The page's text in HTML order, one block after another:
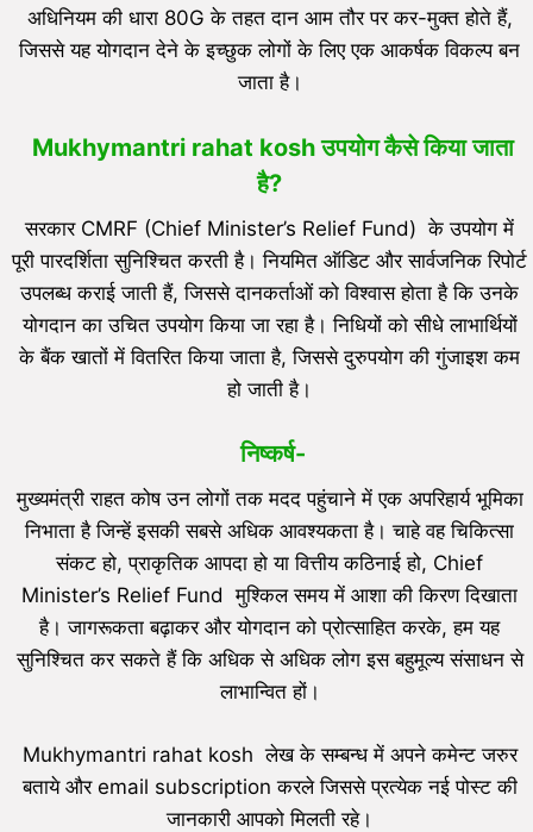
अधिनियम की धारा 80G के तहत दान आम तौर पर कर-मुक्त होते हैं,
जिससे यह योगदान देने के इच्छुक लोगों के लिए एक आकर्षक विकल्प बन
जाता है।
Mukhymantri rahat kosh उपयोग कैसे किया जाता
है?
सरकार CMRF (Chief Minister’s Relief Fund) के उपयोग में
पूरी पारदर्शिता सुनिश्चित करती है। नियमित ऑडिट और सार्वजनिक रिपोर्ट
उपलब्ध कराई जाती हैं, जिससे दानकर्ताओं को विश्वास होता है कि उनके
योगदान का उचित उपयोग किया जा रहा है। निधियों को सीधे लाभार्थियों
के बैंक खातों में वितरित किया जाता है, जिससे दुरुपयोग की गुंजाइश कम
हो जाती है।
निष्कर्ष-
मुख्यमंत्री राहत कोष उन लोगों तक मदद पहुंचाने में एक अपरिहार्य भूमिका
निभाता है जिन्हें इसकी सबसे अधिक आवश्यकता है। चाहे वह चिकित्सा
संकट हो, प्राकृतिक आपदा हो या वित्तीय कठिनाई हो, Chief
Minister’s Relief Fund मुश्किल समय में आशा की किरण दिखाता
है। जागरूकता बढ़ाकर और योगदान को प्रोत्साहित करके, हम यह
सुनिश्चित कर सकते हैं कि अधिक से अधिक लोग इस बहुमूल्य संसाधन से
लाभान्वित हों।
Mukhymantri rahat kosh लेख के सम्बन्ध में अपने कमेन्ट जरुर
बताये और email subscription करले जिससे प्रत्येक नई पोस्ट की
जानकारी आपको मिलती रहे।